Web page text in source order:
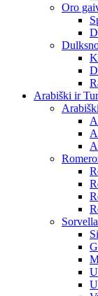
Oro
Arabiški ir